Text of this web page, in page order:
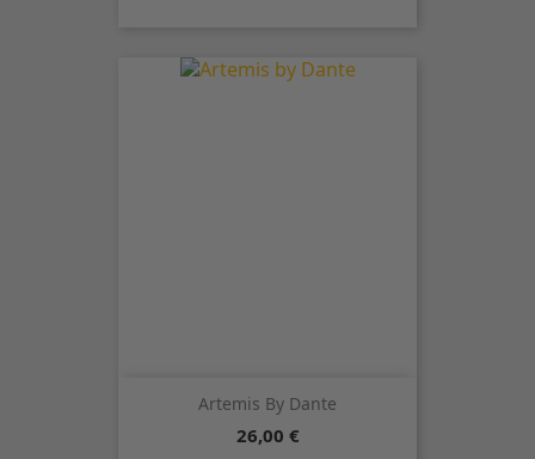
Artemis By Dante
Precio
26,00 €